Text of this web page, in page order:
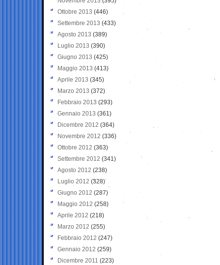
Ottobre 2013 (446)
Settembre 2013 (433)
Agosto 2013 (389)
Luglio 2013 (390)
Giugno 2013 (425)
Maggio 2013 (413)
Aprile 2013 (345)
Marzo 2013 (372)
Febbraio 2013 (293)
Gennaio 2013 (361)
Dicembre 2012 (364)
Novembre 2012 (336)
Ottobre 2012 (363)
Settembre 2012 (341)
Agosto 2012 (238)
Luglio 2012 (328)
Giugno 2012 (287)
Maggio 2012 (258)
Aprile 2012 (218)
Marzo 2012 (255)
Febbraio 2012 (247)
Gennaio 2012 (259)
Dicembre 2011 (223)